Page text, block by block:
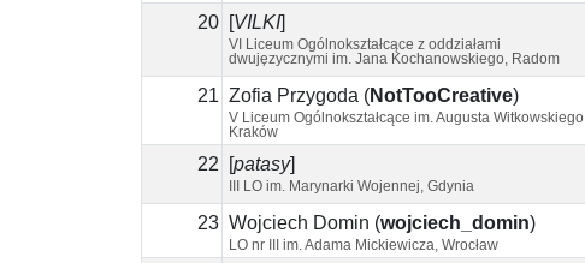
20 VILKI
VI Liceum Ogólnokształcące z oddziałami
dwujęzycznymi im. Jana Kochanowskiego, Radom
21 Zofia Przygoda (NotTooCreative)
V Liceum Ogólnokształcące im. Augusta Witkowskiego,
Kraków
22 patasy]
III LO im. Marynarki Wojennej, Gdynia
23 Wojciech Domin (wojciech_domin)
LO nr III im. Adama Mickiewicza, Wrocław